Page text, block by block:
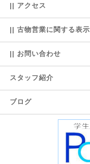
|| アクセス
|| 古物営業に関する表示
|| お問い合わせ
スタッフ紹介
ブログ